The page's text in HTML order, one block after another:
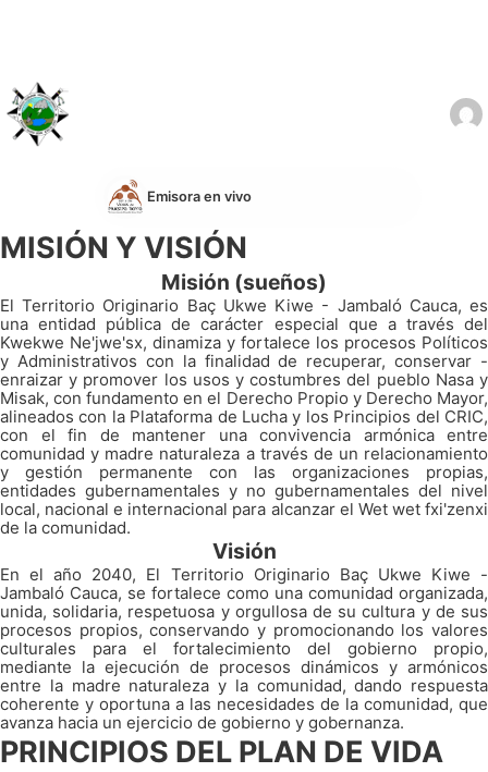
Emisora en vivo
MISIÓN Y VISIÓN
Misión (sueños)
El Territorio Originario Baç Ukwe Kiwe - Jambaló Cauca, es
una entidad pública de carácter especial que a través del
Kwekwe Ne'jwe'sx, dinamiza y fortalece los procesos Políticos
y Administrativos con la finalidad de recuperar, conservar -
enraizar y promover los usos y costumbres del pueblo Nasa y
Misak, con fundamento en el Derecho Propio y Derecho Mayor,
alineados con la Plataforma de Lucha y los Principios del CRIC,
con el fin de mantener una convivencia armónica entre
comunidad y madre naturaleza a través de un relacionamiento
y gestión permanente con las organizaciones propias,
entidades gubernamentales y no gubernamentales del nivel
local, nacional e internacional para alcanzar el Wet wet fxi'zenxi
de la comunidad.
Visión
En el año 2040, El Territorio Originario Baç Ukwe Kiwe -
Jambaló Cauca, se fortalece como una comunidad organizada,
unida, solidaria, respetuosa y orgullosa de su cultura y de sus
procesos propios, conservando y promocionando los valores
culturales para el fortalecimiento del gobierno propio,
mediante la ejecución de procesos dinámicos y armónicos
entre la madre naturaleza y la comunidad, dando respuesta
coherente y oportuna a las necesidades de la comunidad, que
avanza hacia un ejercicio de gobierno y gobernanza.
PRINCIPIOS DEL PLAN DE VIDA